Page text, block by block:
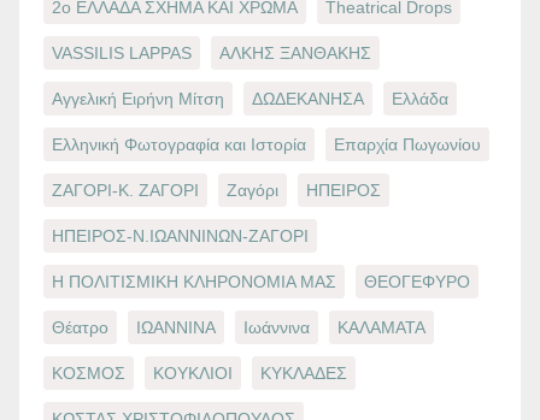
2ο ΕΛΛΑΔΑ ΣΧΗΜΑ ΚΑΙ ΧΡΩΜΑ Theatrical Drops
VASSILIS LAPPAS ΑΛΚΗΣ ΞΑΝΘΑΚΗΣ
Αγγελική Ειρήνη Μίτση ΔΩΔΕΚΑΝΗΣΑ Ελλάδα
Ελληνική Φωτογραφία και Ιστορία Επαρχία Πωγωνίου
ΖΑΓΟΡΙ-Κ. ΖΑΓΟΡΙ Ζαγόρι ΗΠΕΙΡΟΣ
ΗΠΕΙΡΟΣ-Ν.ΙΩΑΝΝΙΝΩΝ-ΖΑΓΟΡΙ
Η ΠΟΛΙΤΙΣΜΙΚΗ ΚΛΗΡΟΝΟΜΙΑ ΜΑΣ ΘΕΟΓΕΦΥΡΟ
Θέατρο ΙΩΑΝΝΙΝΑ Ιωάννινα ΚΑΛΑΜΑΤΑ
ΚΟΣΜΟΣ ΚΟΥΚΛΙΟΙ ΚΥΚΛΑΔΕΣ